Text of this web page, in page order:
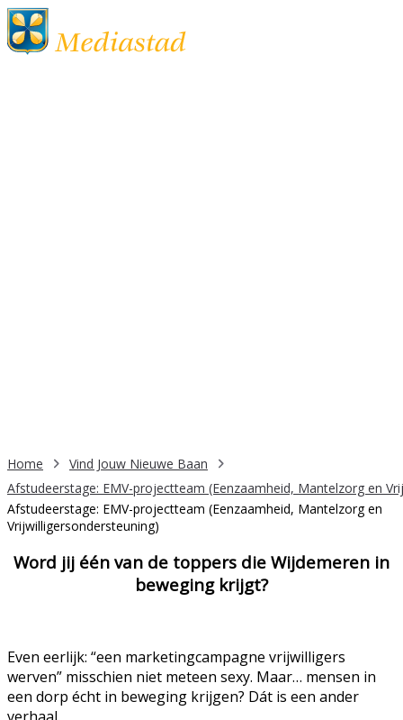
Home
Vind Jouw Nieuwe Baan
Afstudeerstage: EMV-projectteam (Eenzaamheid, Mantelzorg en
Afstudeerstage: EMV-projectteam (Eenzaamheid, Mantelzorg en
Vrijwilligersondersteuning)
Word jij één van de toppers die Wijdemeren in
beweging krijgt?
Even eerlijk: “een marketingcampagne vrijwilligers
werven” misschien niet meteen sexy. Maar… mensen in
een dorp écht in beweging krijgen? Dát is een ander